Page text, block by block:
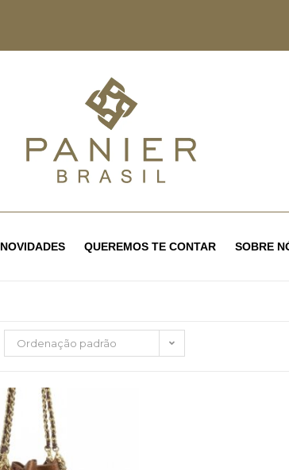
NOVIDADES QUEREMOS TE CONTAR SOBRE
Ordenação padrão